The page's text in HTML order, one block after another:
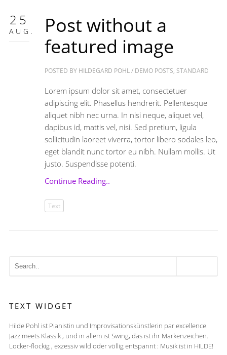
25
AUG.
Post without a
featured image
POSTED BY HILDEGARD POHL/ DEMO POSTS, STANDARD
Lorem ipsum dolor sit amet, consectetuer
adipiscing elit. Phasellus hendrerit. Pellentesque
aliquet nibh nec urna. In nisi neque, aliquet vel,
dapibus id, mattis vel, nisi. Sed pretium, ligula
sollicitudin laoreet viverra, tortor libero sodales leo,
eget blandit nunc tortor eu nibh. Nullam mollis. Ut
justo. Suspendisse potenti.
Continue Reading..
Text
TEXT WIDGET
Hilde Pohl ist Pianistin und Improvisationskünstlerin par excellence.
Jazz meets Klassik , und in allem ist Swing, das ist ihr Markenzeichen.
Locker-flockig , exzessiv wild oder völlig entspannt : Musik ist in HILDE!